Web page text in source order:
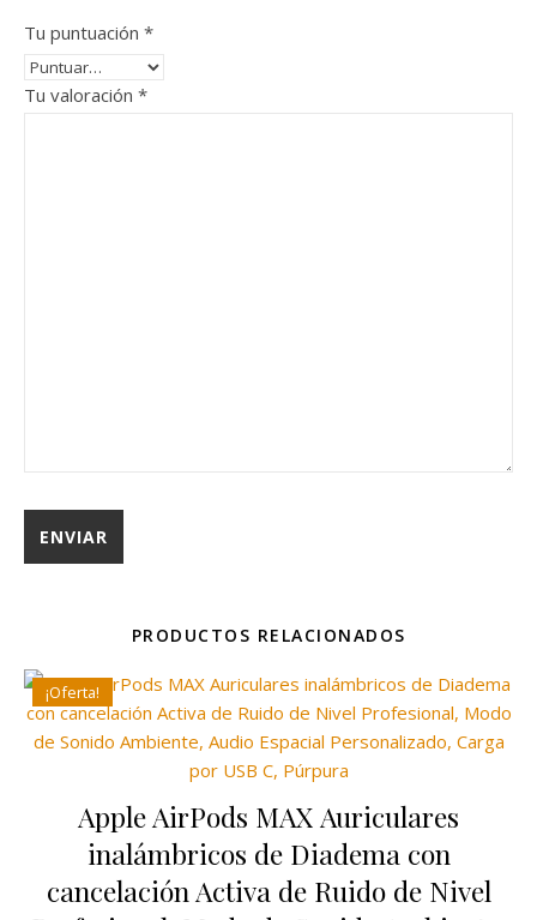
Tu puntuación *
Tu valoración *
PRODUCTOS RELACIONADOS
¡Oferta!
Apple AirPods MAX Auriculares
inalámbricos de Diadema con
cancelación Activa de Ruido de Nivel